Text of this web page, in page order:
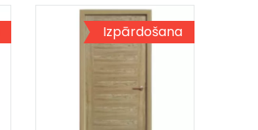
Izpārdošana